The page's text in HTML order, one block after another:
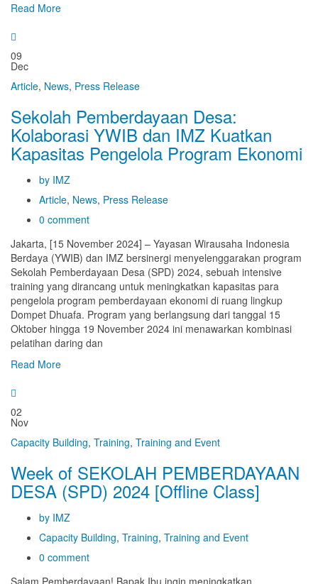
Read More
09
Dec
Article, News, Press Release
Sekolah Pemberdayaan Desa:
Kolaborasi YWIB dan IMZ Kuatkan
Kapasitas Pengelola Program Ekonomi
by IMZ
Article, News, Press Release
0 comment
Jakarta, [15 November 2024] – Yayasan Wirausaha Indonesia
Berdaya (YWIB) dan IMZ bersinergi menyelenggarakan program
Sekolah Pemberdayaan Desa (SPD) 2024, sebuah intensive
training yang dirancang untuk meningkatkan kapasitas para
pengelola program pemberdayaan ekonomi di ruang lingkup
Dompet Dhuafa. Program yang berlangsung dari tanggal 15
Oktober hingga 19 November 2024 ini menawarkan kombinasi
pelatihan daring dan
Read More
02
Nov
Capacity Building, Training, Training and Event
Week of SEKOLAH PEMBERDAYAAN
DESA (SPD) 2024 [Offline Class]
by IMZ
Capacity Building, Training, Training and Event
0 comment
Salam Pemberdayaan! Bapak Ibu ingin meningkatkan